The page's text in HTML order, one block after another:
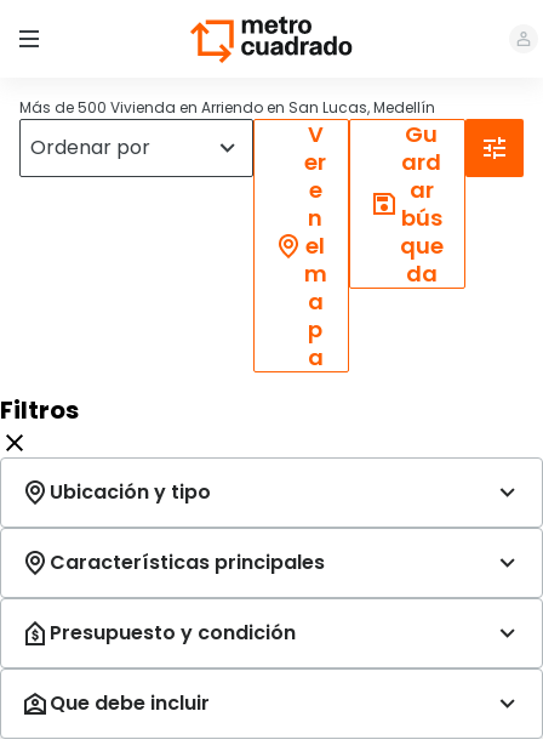
Más de 500 Vivienda en Arriendo en San Lucas, Medellín
V
er
e
n
el
m
a
p
a
Gu
ard
ar
bús
que
da
Filtros